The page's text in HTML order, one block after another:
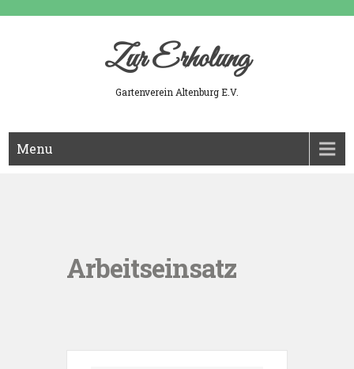
Zur Erholung
Gartenverein Altenburg E.V.
Menu
Arbeitseinsatz